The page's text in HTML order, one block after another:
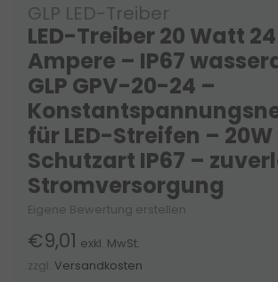
GLP LED-Treiber
LED-Treiber 20 Watt
Ampere – IP67
GLP GPV-20-24 –
für LED-Streifen – 20W
Schutzart IP67 –
Stromversorgung
Eigene Bewertung erstellen
€9,01 exkl. MwSt.
zzgl. Versandkosten